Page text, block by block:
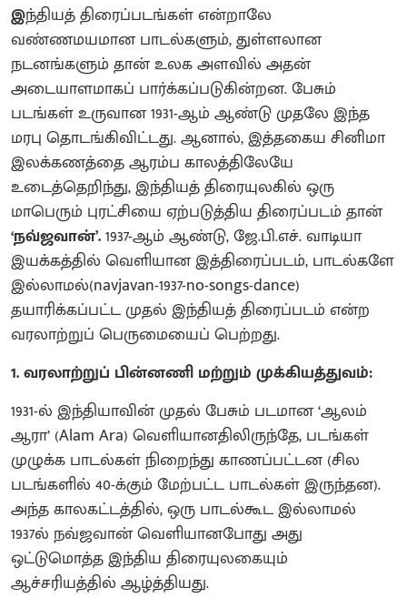
இந்தியத் திரைப்படங்கள் என்றாலே
வண்ணமயமான பாடல்களும், துள்ளலான
நடனங்களும் தான் உலக அளவில் அதன்
அடையாளமாகப் பார்க்கப்படுகின்றன. பேசும்
படங்கள் உருவான 1931-ஆம் ஆண்டு முதலே இந்த
மரபு தொடங்கிவிட்டது. ஆனால், இத்தகைய சினிமா
இலக்கணத்தை ஆரம்ப காலத்திலேயே
உடைத்தெறிந்து, இந்தியத் திரையுலகில் ஒரு
மாபெரும் புரட்சியை ஏற்படுத்திய திரைப்படம் தான்
‘நவ்ஜவான்’.1937-ஆம் ஆண்டு, ஜே.பி.எச். வாடியா
இயக்கத்தில் வெளியான இத்திரைப்படம், பாடல்களே
இல்லாமல்(navjavan-1937-no-songs-dance)
தயாரிக்கப்பட்ட முதல் இந்தியத் திரைப்படம் என்ற
வரலாற்றுப் பெருமையைப் பெற்றது.
1. வரலாற்றுப் பின்னணி மற்றும் முக்கியத்துவம்:
1931-ல் இந்தியாவின் முதல் பேசும் படமான ‘ஆலம்
ஆரா’ (Alam Ara) வெளியானதிலிருந்தே, படங்கள்
முழுக்க பாடல்கள் நிறைந்து காணப்பட்டன (சில
படங்களில் 40-க்கும் மேற்பட்ட பாடல்கள் இருந்தன).
அந்த காலகட்டத்தில், ஒரு பாடல்கூட இல்லாமல்
1937ல் நவ்ஜவான் வெளியானபோது அது
ஒட்டுமொத்த இந்திய திரையுலகையும்
ஆச்சரியத்தில் ஆழ்த்தியது.